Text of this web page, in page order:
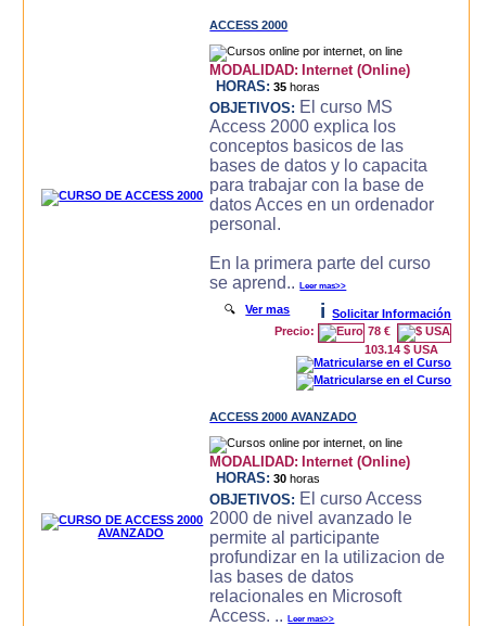
ACCESS 2000
MODALIDAD: Internet (Online)
HORAS: 35 horas
OBJETIVOS: El curso MS
Access 2000 explica los
conceptos basicos de las
bases de datos y lo capacita
para trabajar con la base de
datos Acces en un ordenador
personal.
En la primera parte del curso
se aprend..Leer mas>>
🔍Ver mas i
Solicitar Información
Precio:
78 €
103.14 $ USA
ACCESS 2000 AVANZADO
MODALIDAD: Internet (Online)
HORAS: 30 horas
OBJETIVOS: El curso Access
2000 de nivel avanzado le
permite al participante
profundizar en la utilizacion de
las bases de datos
relacionales en Microsoft
Access. ..Leer mas>>